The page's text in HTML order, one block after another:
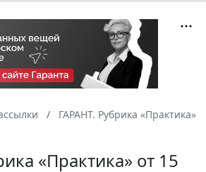
ГАРАНТ. Рубрика «Практика»
«Практика» от 15